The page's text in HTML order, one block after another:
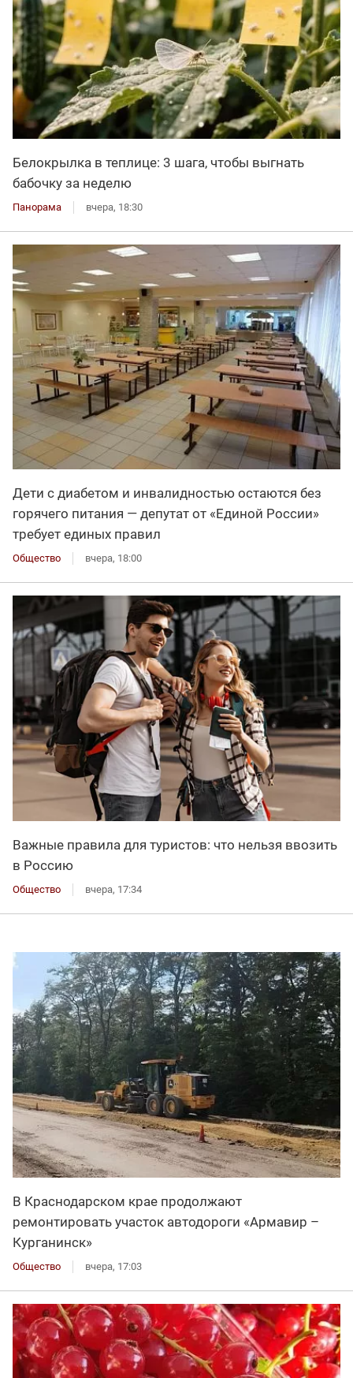
Белокрылка в теплице: 3 шага, чтобы выгнать
бабочку за неделю
Панорама вчера, 18:30
Дети с диабетом и инвалидностью остаются без
горячего питания — депутат от «Единой России»
требует единых правил
Общество вчера, 18:00
Важные правила для туристов: что нельзя ввозить
в Россию
Общество вчера, 17:34
В Краснодарском крае продолжают
ремонтировать участок автодороги «Армавир –
Курганинск»
Общество вчера, 17:03